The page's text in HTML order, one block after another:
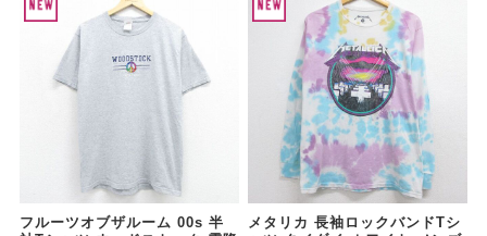
フルーツオブザルーム 00s 半
メタリカ 長袖ロックバンドTシ